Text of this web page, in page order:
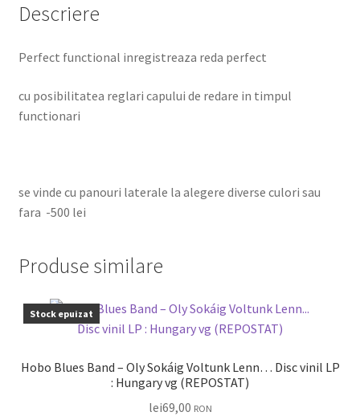
Descriere
Perfect functional inregistreaza reda perfect
cu posibilitatea reglari capului de redare in timpul
functionari
se vinde cu panouri laterale la alegere diverse culori sau
fara -500 lei
Produse similare
Stock epuizat
Hobo Blues Band – Oly Sokáig Voltunk Lenn… Disc vinil LP
: Hungary vg (REPOSTAT)
lei69,00 RON